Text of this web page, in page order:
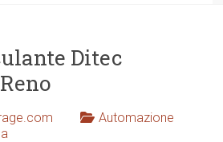
Ditec
Automazione